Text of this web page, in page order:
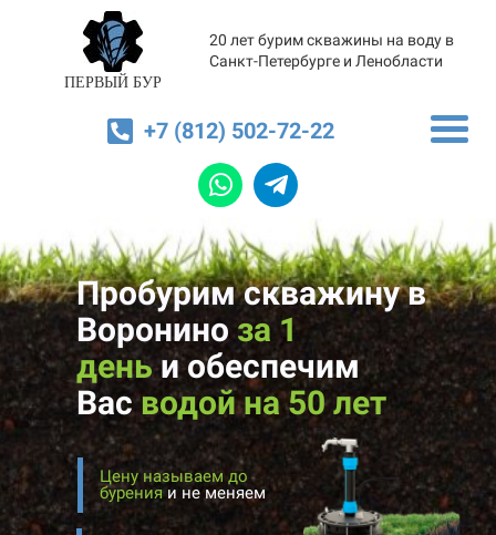
ПЕРВЫЙ БУР
20 лет бурим скважины на воду в
Санкт-Петербурге и Ленобласти
+7 (812) 502-72-22
Пробурим скважину в
Ворониноза 1
деньиобеспечим
Васводой на 50 лет
Цену называем до
буренияи не меняем